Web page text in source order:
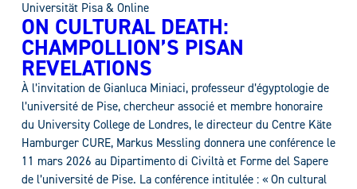
Universität Pisa & Online
ON CULTURAL DEATH:
CHAMPOLLION’S PISAN
REVELATIONS
À l’invitation de Gianluca Miniaci, professeur d’égyptologie de
l’université de Pise, chercheur associé et membre honoraire
du University College de Londres, le directeur du Centre Käte
Hamburger CURE, Markus Messling donnera une conférence le
11 mars 2026 au Dipartimento di Civiltà et Forme del Sapere
de l’université de Pise. La conférence intitulée : « On cultural